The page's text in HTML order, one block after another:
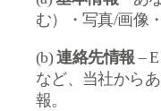
む）・写真/画像
(b)連絡先情報 – E
など、当社から
報。